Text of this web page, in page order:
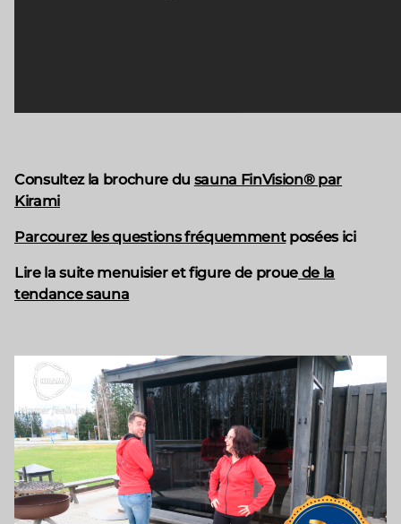
Consultez la brochure du sauna FinVision® par
Kirami
Parcourez les questions fréquemmentposées ici
Lire la suite menuisier et figure de proue de la
tendance sauna